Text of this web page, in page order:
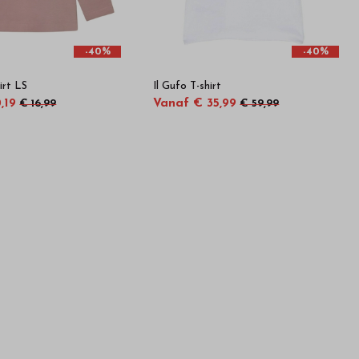
-40%
LS
€ 16,99
-40%
Il Gufo T-shirt
Vanaf € 35,99 € 59,99